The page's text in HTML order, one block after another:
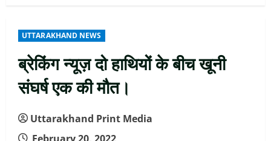
UTTARAKHAND NEWS
ब्रेकिंग न्यूज़ दो हाथियों के बीच खूनी
संघर्ष एक की मौत।
Uttarakhand Print Media